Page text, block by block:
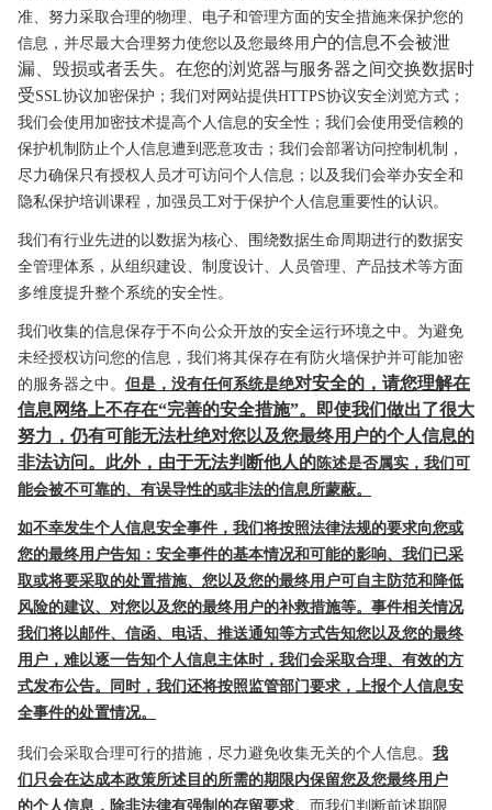
准、努力采取合理的物理、电子和管理方面的安全措施来保护您的
信息，并尽最大合理努力使您以及您最终用 户的信息不会被泄
漏、毁损或者丢失。在您的浏览器与服务器之间交换数据时
受SSL协议加密保护；我们对网站提供HTTPS协议安全浏览方式；
我们会使用加密技术提高个人信息的安全性；我们会使用受信赖的
保护机制防止个人信息遭到恶意攻击；我们会部署访问控制机制，
尽力确保只有授权人员才可访问个人信息；以及我们会举办安全和
隐私保护培训课程，加强员工对于保护个人信息重要性的认识。
我们有行业先进的以数据为核心、围绕数据生命周期进行的数据安
全管理体系，从组织建设、制度设计、人员管理、产品技术等方面
多维度提升整个系统的安全性。
我们收集的信息保存于不向公众开放的安全运行环境之中。为避免
未经授权访问您的信息， 我们将其保存在有防火墙保护并可能加密
的服务器之中。 但是，没有任何系统是绝对安全的，请您理解在
信息网络上不存在“完善的安全措施”。即使我们做出了很大
努力，仍有可能无法杜绝对您以及您最终用户的个人信息的
非法访问。此外，由于无法判断他人的陈述是否属实，我们可
能会被不可靠的、有误导性的或非法的信息所蒙蔽。
如不幸发生个人信息安全事件，我们将按照法律法规的要求向您或
您的最终用户告知：安全事件的基本情况和可能的影响、我们 已采
取或将要采取的处置措施、您以及您的最终用户可自主防范和降低
风险的建议、对您以及您的最终用户的补救措施等。事件相关情况
我们将以邮件、信函、电话、推送通知等方式告知您以及您的最终
用户，难以逐一告知个人信息主体时，我们会采取合理、有效的方
式发布公告。同时，我们还将按照监管部门要求 ，上报个人信息安
全事件的处置情况。
我们会采取合理可行的措施，尽力避免收集无关的个人信息。 我
们只会在达成本政策所述目的所需的期限内保留您及您最终用户
的个人信息，除非法律有强制的存留要求。而我们判断前述期限